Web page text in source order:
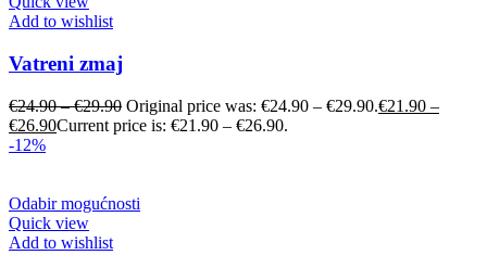
Add to wishlist
Vatreni zmaj
€24.90–€29.90 Original price was: €24.90 – €29.90.€21.90 –
€26.90Current price is: €21.90 – €26.90.
-12%
Odabir mogućnosti
Quick view
Add to wishlist